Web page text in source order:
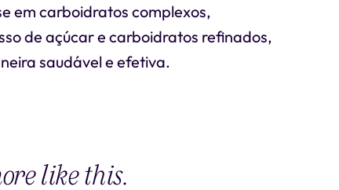
em carboidratos complexos,
de açúcar e carboidratos refinados,
saudável e efetiva.
like this.